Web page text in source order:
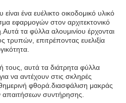
ένα ευέλικτο οικοδομικό υλικό
εφαρμογών στον αρχιτεκτονικό
τα φύλλα αλουμινίου έρχονται
τρυπών, επιτρέποντας ευελιξία
τους, αυτά τα διάτρητα φύλλα
να αντέχουν στις σκληρές
φθορά.διασφάλιση μακράς
απαιτήσεων συντήρησης.